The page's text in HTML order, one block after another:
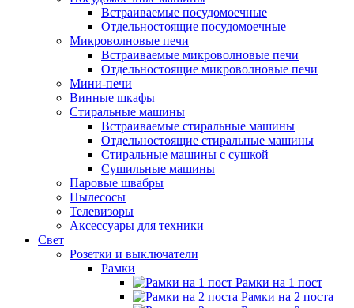
Встраиваемые посудомоечные
Отдельностоящие посудомоечные
Микроволновые печи
Встраиваемые микроволновые печи
Отдельностоящие микроволновые печи
Мини-печи
Винные шкафы
Стиральные машины
Встраиваемые стиральные машины
Отдельностоящие стиральные машины
Стиральные машины с сушкой
Сушильные машины
Паровые швабры
Пылесосы
Телевизоры
Аксессуары для техники
Свет
Розетки и выключатели
Рамки
Рамки на 1 пост
Рамки на 2 поста